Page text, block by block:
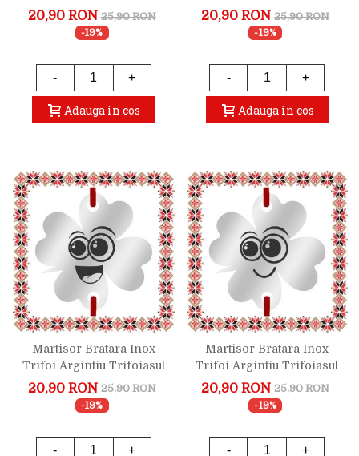
Uimit
20,90 RON 25,90 RON
-19%
- +
Adauga in cos
Indragostit
20,90 RON 25,90 RON
-19%
- +
Adauga in cos
Martisor Bratara Inox
Trifoi Argintiu Trifoiasul
Entuziasmat
20,90 RON 25,90 RON
-19%
- +
Martisor Bratara Inox
Trifoi Argintiu Trifoiasul
Emotionat
20,90 RON 25,90 RON
-19%
- +